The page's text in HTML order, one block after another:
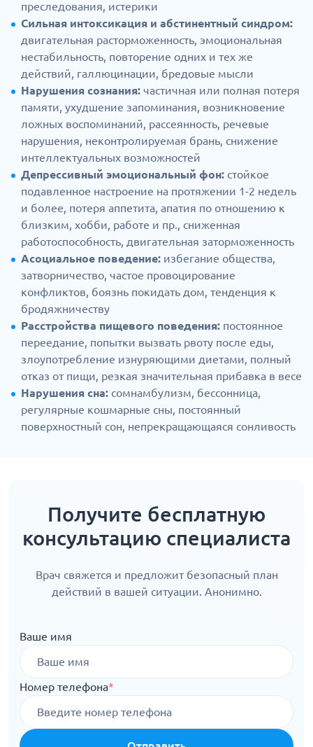
преследования, истерики
Сильная интоксикация и абстинентный синдром:
двигательная расторможенность, эмоциональная
нестабильность, повторение одних и тех же
действий, галлюцинации, бредовые мысли
Нарушения сознания: частичная или полная потеря
памяти, ухудшение запоминания, возникновение
ложных воспоминаний, рассеянность, речевые
нарушения, неконтролируемая брань, снижение
интеллектуальных возможностей
Депрессивный эмоциональный фон: стойкое
подавленное настроение на протяжении 1-2 недель
и более, потеря аппетита, апатия по отношению к
близким, хобби, работе и пр., сниженная
работоспособность, двигательная заторможенность
Асоциальное поведение: избегание общества,
затворничество, частое провоцирование
конфликтов, боязнь покидать дом, тенденция к
бродяжничеству
Расстройства пищевого поведения: постоянное
переедание, попытки вызвать рвоту после еды,
злоупотребление изнуряющими диетами, полный
отказ от пищи, резкая значительная прибавка в весе
Нарушения сна: сомнамбулизм, бессонница,
регулярные кошмарные сны, постоянный
поверхностный сон, непрекращающаяся сонливость
Получите бесплатную
консультацию специалиста
Врач свяжется и предложит безопасный план
действий в вашей ситуации. Анонимно.
Ваше имя
Номер телефона*